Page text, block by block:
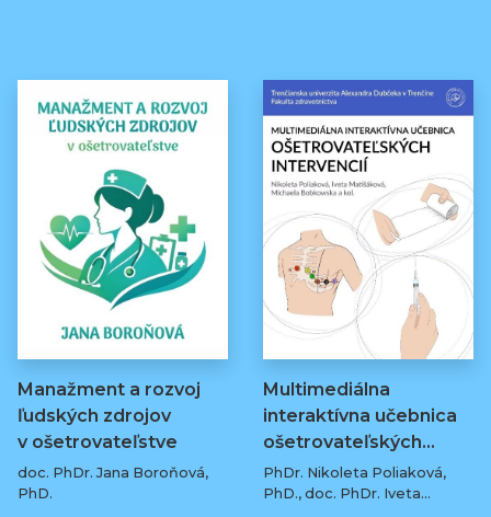
Manažment a rozvoj
ľudských zdrojov
v ošetrovateľstve
doc. PhDr. Jana Boroňová,
PhD.
Multimediálna
interaktívna učebnica
ošetrovateľských…
PhDr. Nikoleta Poliaková,
PhD., doc. PhDr. Iveta